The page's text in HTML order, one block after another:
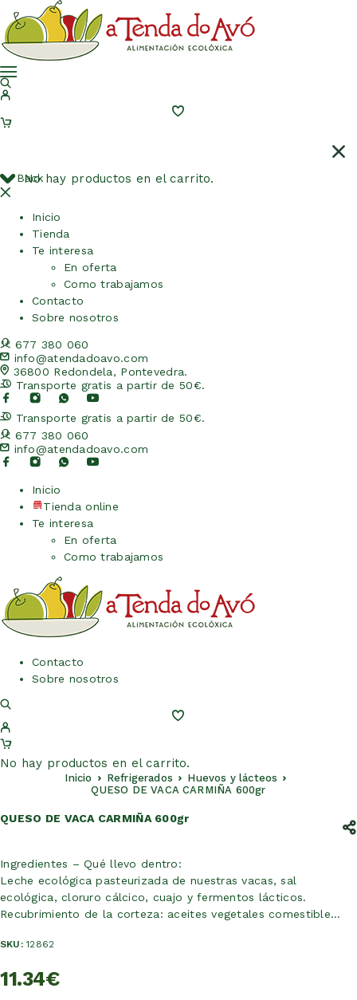
No hay productos en el carrito.
Back
Inicio
Tienda
Te interesa
En oferta
Como trabajamos
Contacto
Sobre nosotros
677 380 060
info@atendadoavo.com
36800 Redondela, Pontevedra.
Transporte gratis a partir de 50€.
Transporte gratis a partir de 50€.
677 380 060
info@atendadoavo.com
Inicio
Tienda online
Te interesa
En oferta
Como trabajamos
Contacto
Sobre nosotros
No hay productos en el carrito.
Inicio Refrigerados
Huevos y lácteos
QUESO DE VACA CARMIÑA 600gr
QUESO DE VACA CARMIÑA 600gr
Ingredientes – Qué llevo dentro:
Leche ecológica pasteurizada de nuestras vacas, sal
ecológica, cloruro cálcico, cuajo y fermentos lácticos.
Recubrimiento de la corteza: aceites vegetales comestible…
SKU:12862
11.34€